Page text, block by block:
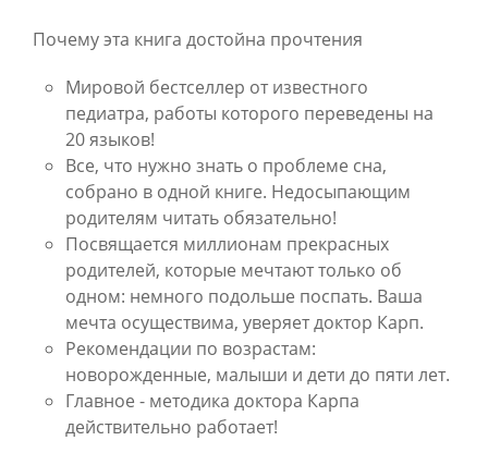
Почему эта книга достойна прочтения
Мировой бестселлер от известного
педиатра, работы которого переведены на
20 языков!
Все, что нужно знать о проблеме сна,
собрано в одной книге. Недосыпающим
родителям читать обязательно!
Посвящается миллионам прекрасных
родителей, которые мечтают только об
одном: немного подольше поспать. Ваша
мечта осуществима, уверяет доктор Карп.
Рекомендации по возрастам:
новорожденные, малыши и дети до пяти лет.
Главное - методика доктора Карпа
действительно работает!